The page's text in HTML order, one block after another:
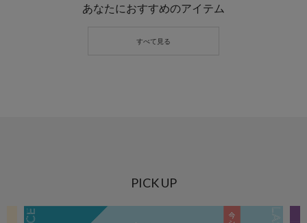
あなたにおすすめのアイテム
PICK UP